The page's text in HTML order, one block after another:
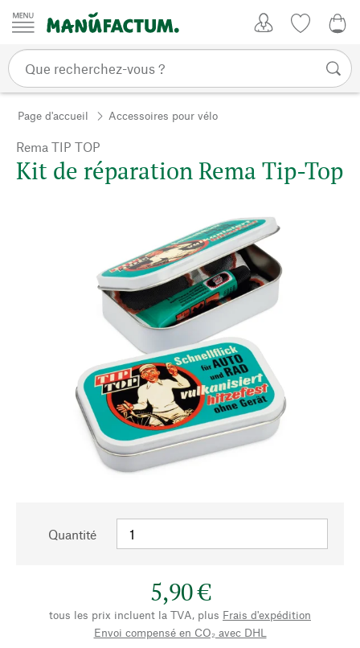
Passer au contenu
Page d'accueil Accessoires pour vélo
Rema TIP TOP
Kit de réparation Rema Tip-Top
Quantité
5,90 €
tous les prix incluent la TVA, plus Frais d'expédition
Envoi compensé en CO₂ avec DHL